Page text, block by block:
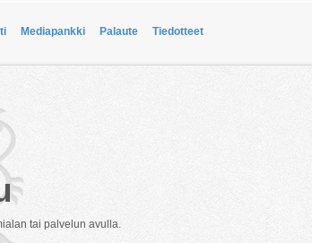
Mediapankki Palaute Tiedotteet
tai palvelun avulla.